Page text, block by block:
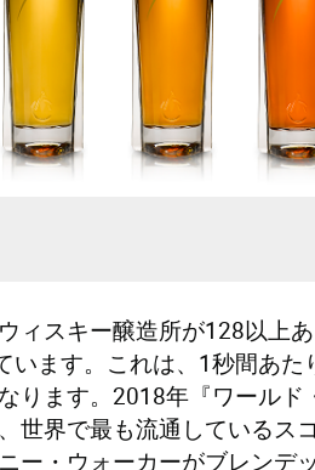
ィスキー醸造所が128以上
います。これは、1秒間あた
ります。2018年『ワールド
世界で最も流通しているス
ー・ウォーカーがブレンデ